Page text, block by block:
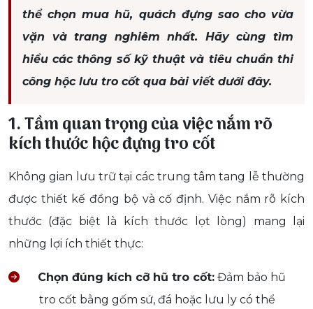
thể chọn mua hũ, quách đựng sao cho vừa
vặn và trang nghiêm nhất. Hãy cùng tìm
hiểu các thông số kỹ thuật và tiêu chuẩn thi
công hộc lưu tro cốt qua bài viết dưới đây.
1. Tầm quan trọng của việc nắm rõ
kích thước hộc đựng tro cốt
Không gian lưu trữ tại các trung tâm tang lễ thường
được thiết kế đồng bộ và cố định. Việc nắm rõ kích
thước (đặc biệt là kích thước lọt lòng) mang lại
những lợi ích thiết thực:
Chọn đúng kích cỡ hũ tro cốt: Đảm bảo hũ
tro cốt bằng gốm sứ, đá hoặc lưu ly có thể